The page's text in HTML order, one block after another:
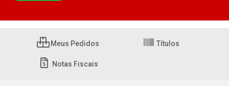
Meus Pedidos Títulos
Notas Fiscais